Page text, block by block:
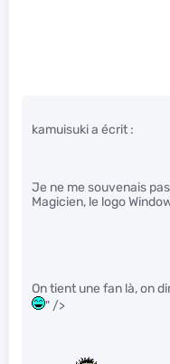
kamuisuki a écrit :
Je ne me souvenais
Magicien, le logo
On tient une fan là, on
" />